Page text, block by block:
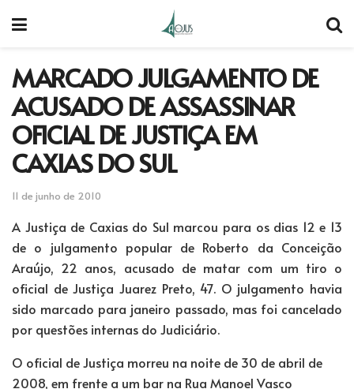
MARCADO JULGAMENTO DE
ACUSADO DE ASSASSINAR
OFICIAL DE JUSTIÇA EM
CAXIAS DO SUL
11 de junho de 2010
A Justiça de Caxias do Sul marcou para os dias 12 e 13
de o julgamento popular de Roberto da Conceição
Araújo, 22 anos, acusado de matar com um tiro o
oficial de Justiça Juarez Preto, 47. O julgamento havia
sido marcado para janeiro passado, mas foi cancelado
por questões internas do Judiciário.
O oficial de Justiça morreu na noite de 30 de abril de
2008, em frente a um bar na Rua Manoel Vasco